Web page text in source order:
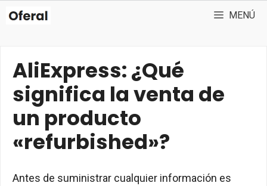
Saltar
MENÚ
AliExpress: ¿Qué
significa la venta de
un producto
«refurbished»?
Antes de suministrar cualquier información es